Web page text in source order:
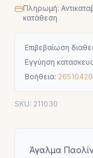
Πληρωμή:
κατάθεση
Επιβεβαίωση
Εγγύηση
Βοήθεια:
SKU: 211030
Άγαλμα